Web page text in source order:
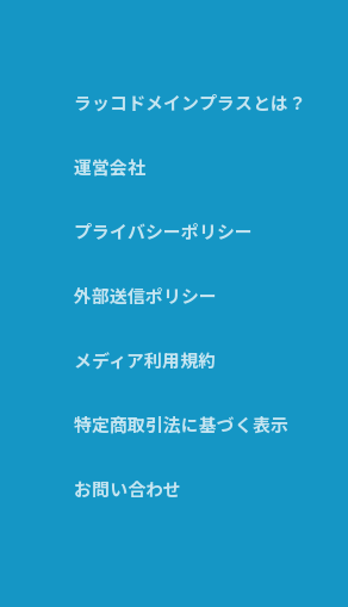
ラッコドメインプラスとは？
運営会社
プライバシーポリシー
外部送信ポリシー
メディア利用規約
特定商取引法に基づく表示
お問い合わせ